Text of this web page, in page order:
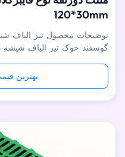
120*30mm
توضیحات محصول تیر الیاف
گوسفند خوک تیر الیاف شیشه
استفاده می شود.این ماده
و الیاف شیشه ساخته شده
بهترین